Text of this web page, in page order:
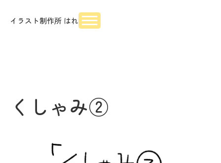
イラスト制作所 はれ
くしゃみ②